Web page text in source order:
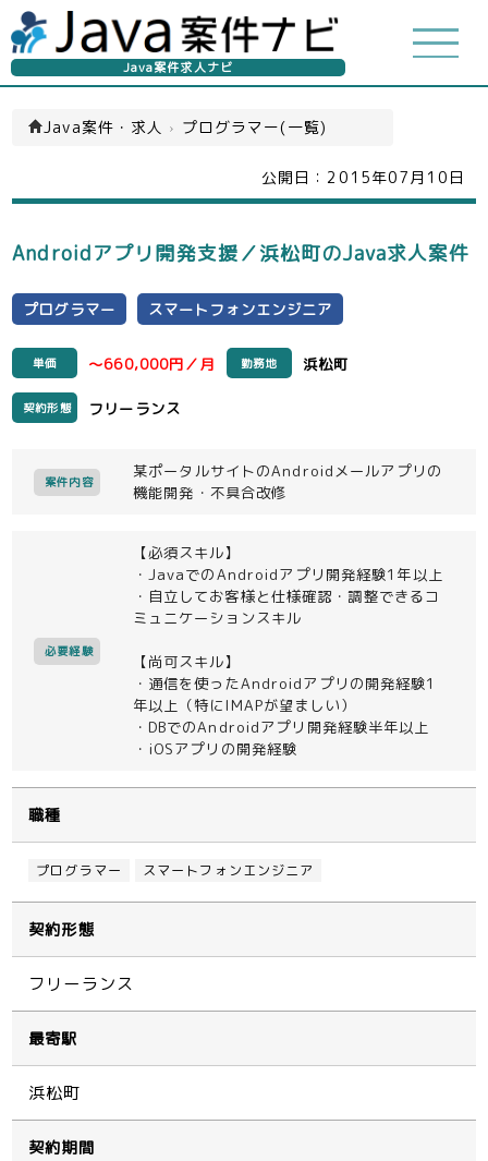
Java案件求人ナビ
Java案件・求人 › プログラマー(一覧)
公開日： 2015年07月10日
Androidアプリ開発支援／浜松町のJava求人案件
プログラマー スマートフォンエンジニア
単価 ～660,000円／月 勤務地 浜松町
契約形態 フリーランス
案件内容
某ポータルサイトのAndroidメールアプリの
機能開発・不具合改修
必要経験
【必須スキル】
・JavaでのAndroidアプリ開発経験1年以上
・自立してお客様と仕様確認・調整できるコ
ミュニケーションスキル
【尚可スキル】
・通信を使ったAndroidアプリの開発経験1
年以上（特にIMAPが望ましい）
・DBでのAndroidアプリ開発経験半年以上
・iOSアプリの開発経験
職種
プログラマー スマートフォンエンジニア
契約形態
フリーランス
最寄駅
浜松町
契約期間